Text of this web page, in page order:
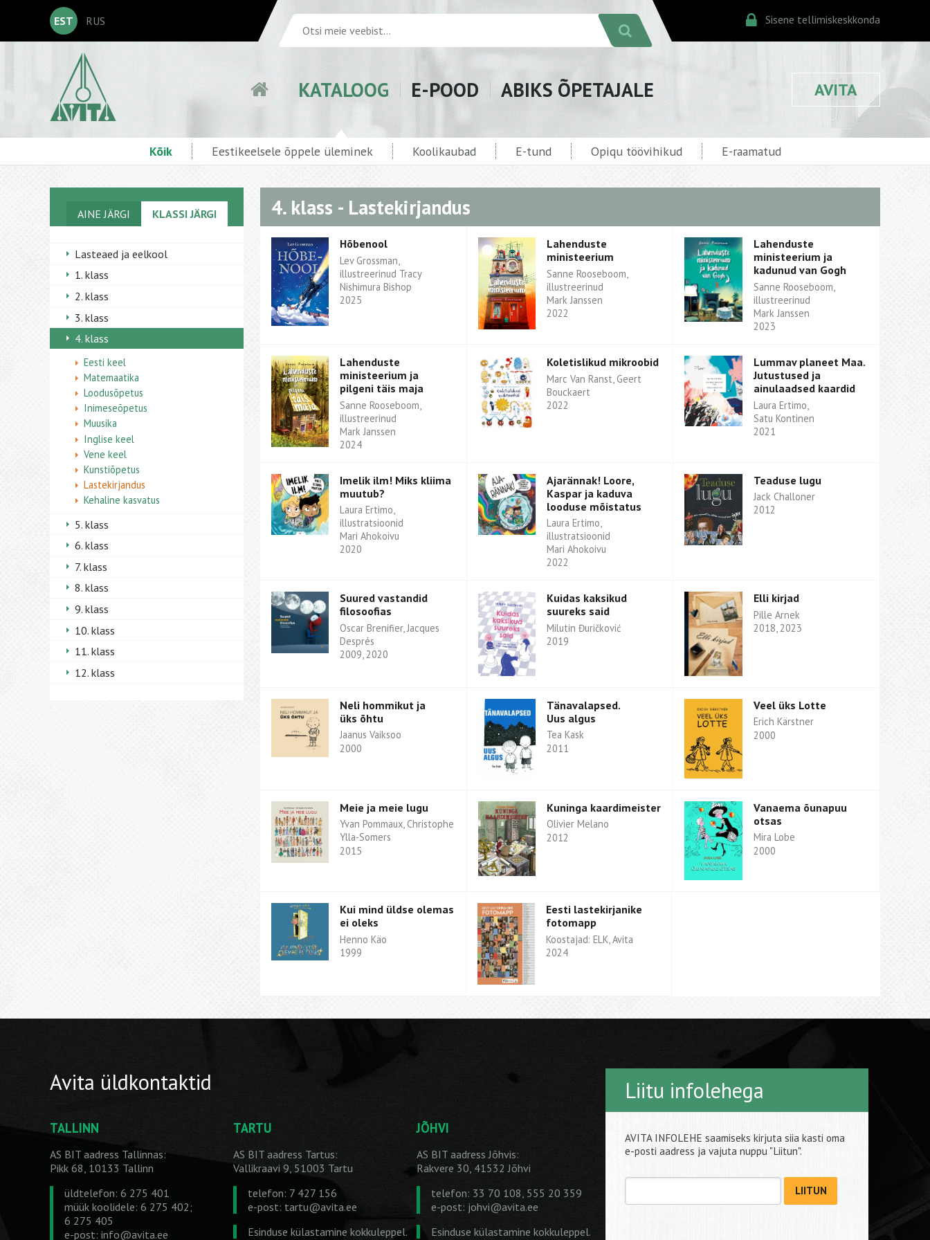
EST RUS Sisene tellimiskeskkonda
KATALOOG E-POOD ABIKS ÕPETAJALE AVITA
Kõik Eestikeelsele õppele üleminek Koolikaubad E-tund Opiqu töövihikud E-raamatud
AINE JÄRGI KLASSI JÄRGI
Lasteaed ja eelkool
1. klass
2. klass
3. klass
4. klass
Eesti keel
Matemaatika
Loodusõpetus
Inimeseõpetus
Muusika
Inglise keel
Vene keel
Kunstiõpetus
Lastekirjandus
Kehaline kasvatus
5. klass
6. klass
7. klass
8. klass
9. klass
10. klass
11. klass
12. klass
4. klass - Lastekirjandus
Hõbenool
Lev Grossman,
illustreerinud Tracy
Nishimura Bishop
2025
Lahenduste
ministeerium
Sanne Rooseboom,
illustreerinud
Mark Janssen
2022
Lahenduste
ministeerium ja
kadunud van Gogh
Sanne Rooseboom,
illustreerinud
Mark Janssen
2023
Lahenduste
ministeerium ja
pilgeni täis maja
Sanne Rooseboom,
illustreerinud
Mark Janssen
2024
Koletislikud mikroobid
Marc Van Ranst, Geert
Bouckaert
2022
Lummav planeet Maa.
Jutustused ja
ainulaadsed kaardid
Laura Ertimo,
Satu Kontinen
2021
Imelik ilm! Miks kliima
muutub?
Laura Ertimo,
illustratsioonid
Mari Ahokoivu
2020
Ajarännak! Loore,
Kaspar ja kaduva
looduse mõistatus
Laura Ertimo,
illustratsioonid
Mari Ahokoivu
2022
Teaduse lugu
Jack Challoner
2012
Suured vastandid
filosoofias
Oscar Brenifier, Jacques
Després
2009, 2020
Kuidas kaksikud
suureks said
Milutin Đuričković
2019
Elli kirjad
Pille Arnek
2018, 2023
Neli hommikut ja
üks õhtu
Jaanus Vaiksoo
2000
Tänavalapsed.
Uus algus
Tea Kask
2011
Veel üks Lotte
Erich Kärstner
2000
Meie ja meie lugu
Yvan Pommaux, Christophe
Ylla-Somers
2015
Kuninga kaardimeister
Olivier Melano
2012
Vanaema õunapuu
otsas
Mira Lobe
2000
Kui mind üldse olemas
ei oleks
Henno Käo
1999
Eesti lastekirjanike
fotomapp
Koostajad: ELK, Avita
2024
Avita üldkontaktid
TALLINN
AS BIT aadress Tallinnas:
Pikk 68, 10133 Tallinn
üldtelefon: 6 275 401
müük koolidele: 6 275 402;
6 275 405
e-post: info@avita.ee
TARTU
AS BIT aadress Tartus:
Vallikraavi 9, 51003 Tartu
telefon: 7 427 156
e-post: tartu@avita.ee
Esinduse külastamine kokkuleppel.
JÕHVI
AS BIT aadress Jõhvis:
Rakvere 30, 41532 Jõhvi
telefon: 33 70 108, 555 20 359
e-post: johvi@avita.ee
Esinduse külastamine kokkuleppel.
Liitu infolehega
AVITA INFOLEHE saamiseks kirjuta siia kasti oma
e-posti aadress ja vajuta nuppu "Liitun".
LIITUN